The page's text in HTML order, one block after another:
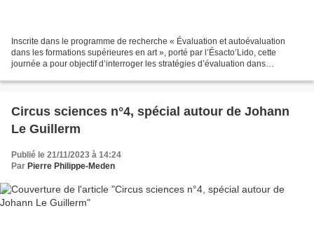
Inscrite dans le programme de recherche « Évaluation et autoévaluation
dans les formations supérieures en art », porté par l’Ésacto’Lido, cette
journée a pour objectif d’interroger les stratégies d’évaluation dans
Circus sciences n°4, spécial autour de Johann
Le Guillerm
Publié le 21/11/2023 à 14:24
Par Pierre Philippe-Meden